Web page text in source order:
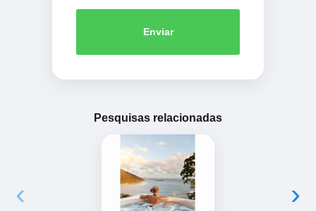
Enviar
Pesquisas relacionadas
‹ ›